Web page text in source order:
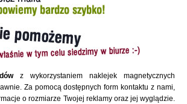
z wykorzystaniem naklejek magnetycznych
Za pomocą dostępnych form kontaktu z nami,
o rozmiarze Twojej reklamy oraz jej wyglądzie.